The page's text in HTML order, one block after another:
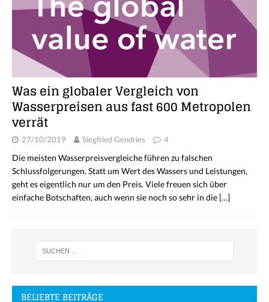
Was ein globaler Vergleich von
Wasserpreisen aus fast 600 Metropolen
verrät
27/10/2019 Siegfried Gendries 4
Die meisten Wasserpreisvergleiche führen zu falschen
Schlussfolgerungen. Statt um Wert des Wassers und Leistungen,
geht es eigentlich nur um den Preis. Viele freuen sich über
einfache Botschaften, auch wenn sie noch so sehr in die […]
BELIEBTE BEITRÄGE